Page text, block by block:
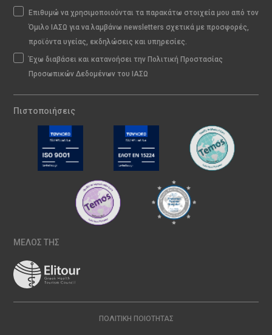
Επιθυμώ να χρησιμοποιούνται τα παρακάτω στοιχεία μου από τον
Όμιλο ΙΑΣΩ για να λαμβάνω newsletters σχετικά με προσφορές,
προϊόντα υγείας, εκδηλώσεις και υπηρεσίες.
Έχω διαβάσει και κατανοήσει την Πολιτική Προστασίας
Προσωπικών Δεδομένων του ΙΑΣΩ
Πιστοποιήσεις
ΜΕΛΟΣ ΤΗΣ
ΠΟΛΙΤΙΚΉ ΠΟΙΌΤΗΤΑΣ